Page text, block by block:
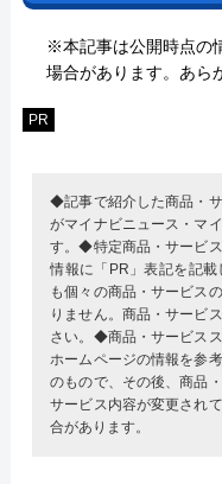
※本記事は公開時点の
場合があります。あら
PR
◆記事で紹介した商品・
がマイナビニュース・マ
す。◆特定商品・サービ
情報に「PR」表記を記
も個々の商品・サービス
りません。商品・サービ
さい。◆商品・サービス
ホームページの情報を参
のもので、その後、商品
サービス内容が変更され
合があります。